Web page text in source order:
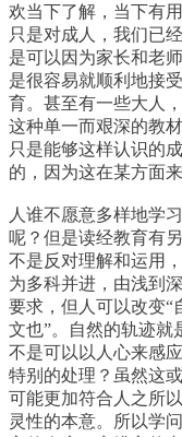
欢当下了解，当下有
只是对成人，我们已
是可以因为家长和老
是很容易就顺利地接
育。甚至有一些大人
这种单一而艰深的教
只是能够这样认识的
的，因为这在某方面
人谁不愿意多样地学
呢？但是读经教育有
不是反对理解和运用
为多科并进，由浅到
要求，但人可以改变“
文也”。自然的轨迹就
不是可以以人心来感
特别的处理？虽然这
可能更加符合人之所
灵性的本意。所以学